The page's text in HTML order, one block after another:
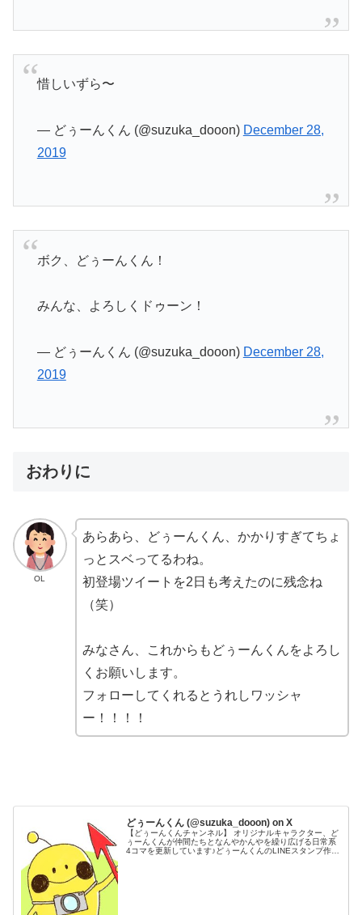
惜しいずら〜
— どぅーんくん (@suzuka_dooon) December 28,
2019
ボク、どぅーんくん！
みんな、よろしくドゥーン！
— どぅーんくん (@suzuka_dooon) December 28,
2019
おわりに
OL
あらあら、どぅーんくん、かかりすぎてちょ
っとスベってるわね。
初登場ツイートを2日も考えたのに残念ね
（笑）
みなさん、これからもどぅーんくんをよろし
くお願いします。
フォローしてくれるとうれしワッシャ
ー！！！！
どぅーんくん (@suzuka_dooon) on X
【どぅーんくんチャンネル】 オリジナルキャラクター、ど
ぅーんくんが仲間たちとなんやかんやを繰り広げる日常系
4コマを更新しています♪どぅーんくんのLINEスタンプ作り